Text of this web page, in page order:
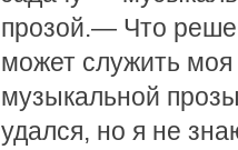
прозой.— Что
может служить
музыкальной
удался, но я не